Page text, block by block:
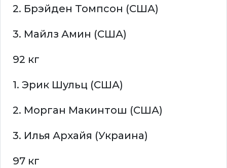
2. Брэйден Томпсон (США)
3. Майлз Амин (США)
92 кг
1. Эрик Шульц (США)
2. Морган Макинтош (США)
3. Илья Архайя (Украина)
97 кг